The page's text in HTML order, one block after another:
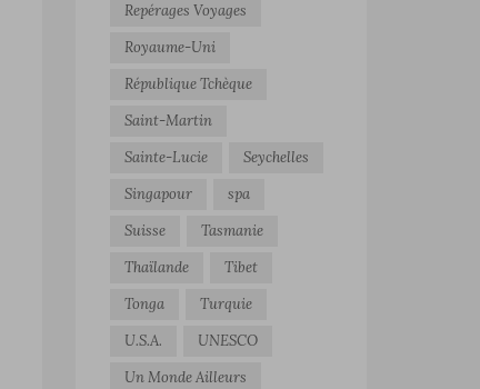
Repérages Voyages
Royaume-Uni
République Tchèque
Saint-Martin
Sainte-Lucie
Seychelles
Singapour
spa
Suisse
Tasmanie
Thaïlande
Tibet
Tonga
Turquie
U.S.A.
UNESCO
Un Monde Ailleurs